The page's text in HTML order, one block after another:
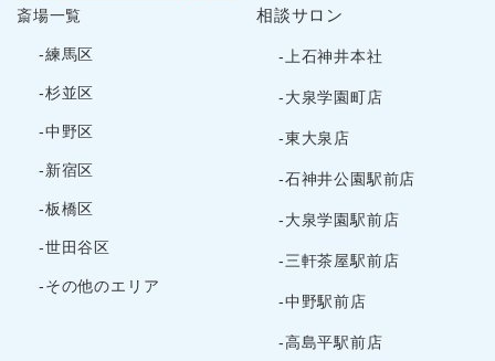
2024年6月
2024年5月
2024年2月
2024年1月
2023年12月
2023年9月
斎場一覧
-練馬区
-杉並区
-中野区
-新宿区
-板橋区
-世田谷区
-その他のエリア
相談サロン
-上石神井本社
-大泉学園町店
-東大泉店
-石神井公園駅前店
-大泉学園駅前店
-三軒茶屋駅前店
-中野駅前店
-高島平駅前店